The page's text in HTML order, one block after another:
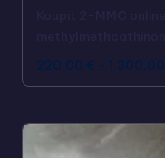
220,00 € - 1.300,00